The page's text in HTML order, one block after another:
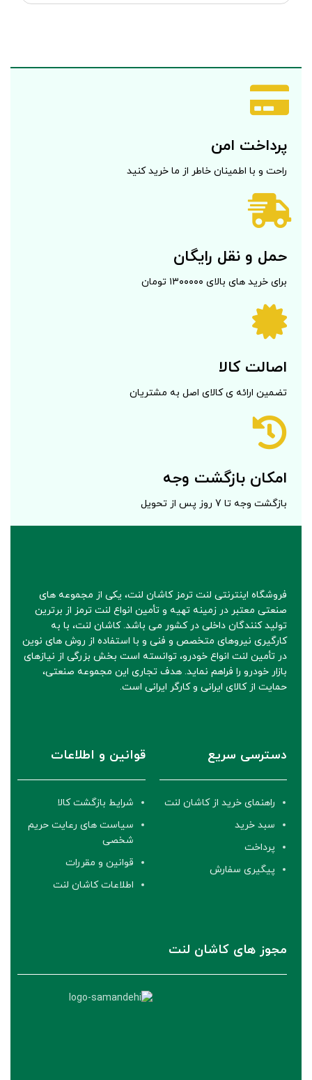
پرداخت امن
راحت و با اطمینان خاطر از ما خرید کنید
حمل و نقل رایگان
برای خرید های بالای ۱۳۰۰۰۰۰ تومان
اصالت کالا
تضمین ارائه ی کالای اصل به مشتریان
امکان بازگشت وجه
بازگشت وجه تا 7 روز پس از تحویل
فروشگاه اینترنتی لنت ترمز کاشان لنت، یکی از مجموعه های
صنعتی معتبر در زمینه تهیه و تأمین انواع لنت ترمز از برترین
تولید کنندگان داخلی در کشور می باشد. کاشان لنت، با به
کارگیری نیروهای متخصص و فنی و با استفاده از روش های نوین
در تأمین لنت انواع خودرو، توانسته است بخش بزرگی از نیازهای
بازار خودرو را فراهم نماید. هدف تجاری این مجموعه صنعتی،
حمایت از کالای ایرانی و کارگر ایرانی است.
دسترسی سریع
راهنمای خرید از کاشان لنت
سبد خرید
پرداخت
پیگیری سفارش
قوانین و اطلاعات
شرایط بازگشت کالا
سیاست های رعایت حریم
شخصی
قوانین و مقررات
اطلاعات کاشان لنت
مجوز های کاشان لنت